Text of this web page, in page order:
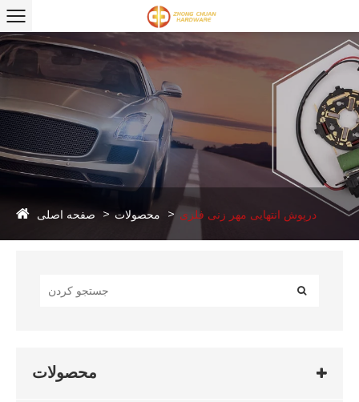
صفحه اصلی محصولات درپوش انتهایی مهر زنی فلزی
محصولات